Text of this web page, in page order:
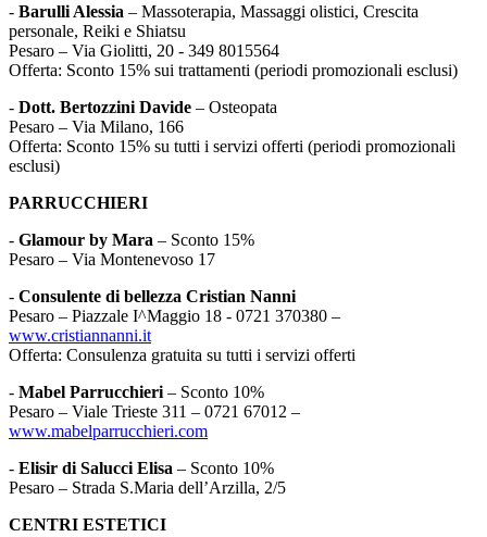
- Barulli Alessia – Massoterapia, Massaggi olistici, Crescita
personale, Reiki e Shiatsu
Pesaro – Via Giolitti, 20 - 349 8015564
Offerta: Sconto 15% sui trattamenti (periodi promozionali esclusi)
- Dott. Bertozzini Davide – Osteopata
Pesaro – Via Milano, 166
Offerta: Sconto 15% su tutti i servizi offerti (periodi promozionali
esclusi)
PARRUCCHIERI
- Glamour by Mara – Sconto 15%
Pesaro – Via Montenevoso 17
- Consulente di bellezza Cristian Nanni
Pesaro – Piazzale I^Maggio 18 - 0721 370380 –
www.cristiannanni.it
Offerta: Consulenza gratuita su tutti i servizi offerti
- Mabel Parrucchieri – Sconto 10%
Pesaro – Viale Trieste 311 – 0721 67012 –
www.mabelparrucchieri.com
- Elisir di Salucci Elisa – Sconto 10%
Pesaro – Strada S.Maria dell’Arzilla, 2/5
CENTRI ESTETICI